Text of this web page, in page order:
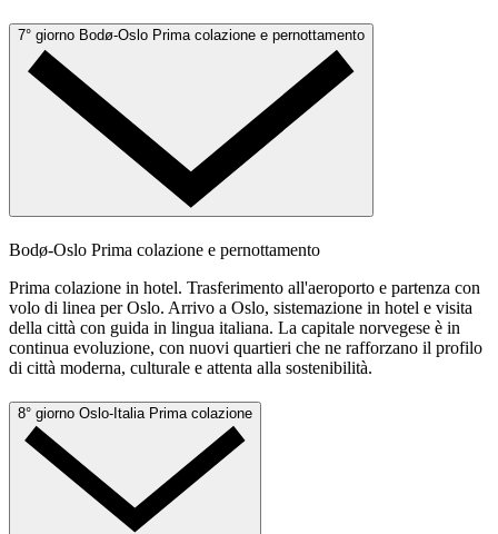
7° giorno Bodø-Oslo Prima colazione e pernottamento
Bodø-Oslo Prima colazione e pernottamento
Prima colazione in hotel. Trasferimento all'aeroporto e partenza con
volo di linea per Oslo. Arrivo a Oslo, sistemazione in hotel e visita
della città con guida in lingua italiana. La capitale norvegese è in
continua evoluzione, con nuovi quartieri che ne rafforzano il profilo
di città moderna, culturale e attenta alla sostenibilità.
8° giorno Oslo-Italia Prima colazione